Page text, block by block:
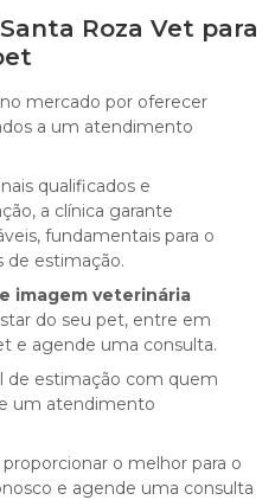
Roza Vet para
mercado por oferecer
a um atendimento
qualificados e
a clínica garante
fundamentais para o
de estimação.
imagem veterinária
do seu pet, entre em
e agende uma consulta.
de estimação com quem
um atendimento
o melhor para o
e agende uma consulta